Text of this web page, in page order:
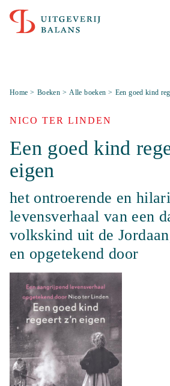
Home > Boeken > Alle boeken > Een goed kind
NICO TER LINDEN
Een goed kind
eigen
het ontroerende en
levensverhaal van een
volkskind uit de
en opgetekend door